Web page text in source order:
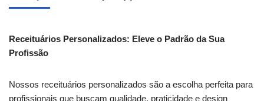
Receituários Personalizados: Eleve o Padrão da Sua
Profissão
Nossos receituários personalizados são a escolha perfeita para
profissionais que buscam qualidade, praticidade e design